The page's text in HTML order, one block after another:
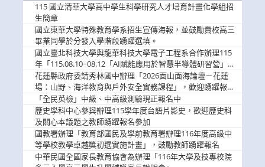
115 國立清華大學高中學生科學研究人才培育計畫化學組招
生簡章
國立東華大學特殊教育學系招生宣傳海報，並鼓勵貴校高三
畢業同學於分發入學階段踴躍選填。
國立臺北科技大學與龍華科技大學電子工程系合作辦理115
年「115.08.10~08.12「AI賦能應用於智慧半導體研習營」，
歡迎學生踴躍報名參加
花蓮縣政府委請秀林國中辦理「2026面山面海論壇－花蓮
場：山野、海洋教育與戶外安全實務課程」，歡迎踴躍報名
參加
「全民英檢」中級、中高級測驗現正報名中
歷史學科中心參與辦理115學年度台語片影史，歡迎歷史科
及關心本議題之教師踴躍報名參加
國教署辦理「教育部國民及學前教育署辦理116年度高級中
等學校教學卓越獎初選實施計畫」，鼓勵教師踴躍報名
中華民國全國家長教育協會為辦理「116年大學及技專校院